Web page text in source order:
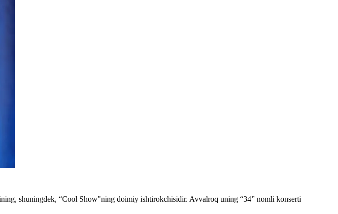
shuningdek, “Cool Show"ning doimiy ishtirokchisidir. Avvalroq uning “34” nomli konserti